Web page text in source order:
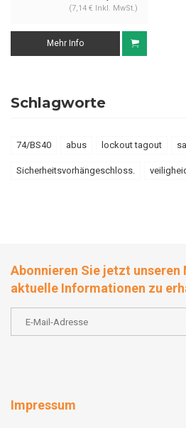
(7,14 € Inkl. MwSt.)
Mehr Info
Schlagworte
74/BS40 abus lockout tagout
Sicherheitsvorhängeschloss.
Abonnieren Sie jetzt unseren
aktuelle Informationen zu
Impressum